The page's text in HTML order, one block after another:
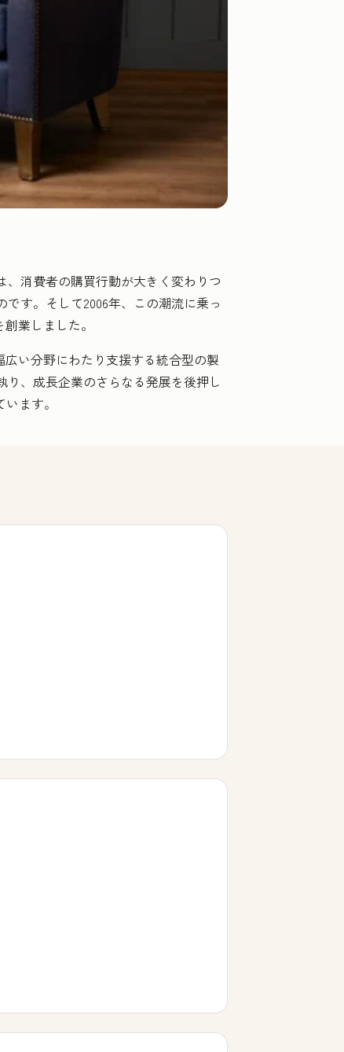
消費者の購買行動が大きく変わりつ
す。そして2006年、この潮流に乗っ
業しました。
い分野にわたり支援する統合型の製
、成長企業のさらなる発展を後押し
ます。